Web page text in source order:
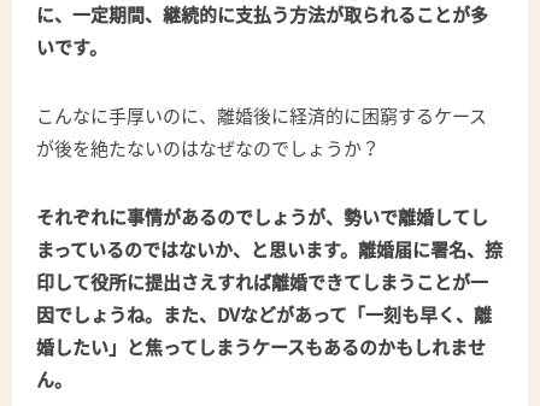
に、一定期間、継続的に支払う方法が取られることが多
いです。
こんなに手厚いのに、離婚後に経済的に困窮するケース
が後を絶たないのはなぜなのでしょうか？
それぞれに事情があるのでしょうが、勢いで離婚してし
まっているのではないか、と思います。離婚届に署名、捺
印して役所に提出さえすれば離婚できてしまうことが一
因でしょうね。また、DVなどがあって「一刻も早く、離
婚したい」と焦ってしまうケースもあるのかもしれませ
ん。